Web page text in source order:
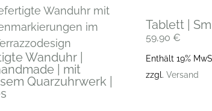
Wanduhr |
| mit
Quarzuhrwerk |
Tablett |
59,90 €
Enthält 19%
zzgl. Versand